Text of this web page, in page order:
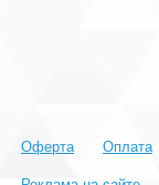
Оферта Оплата